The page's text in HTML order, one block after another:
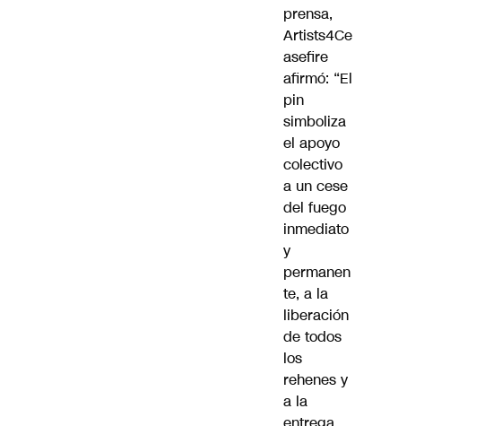
prensa,
Artists4Ce
asefire
afirmó: “El
pin
simboliza
el apoyo
colectivo
a un cese
del fuego
inmediato
y
permanen
te, a la
liberación
de todos
los
rehenes y
a la